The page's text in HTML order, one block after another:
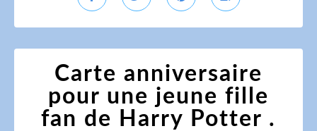
Carte anniversaire
pour une jeune fille
fan de Harry Potter .